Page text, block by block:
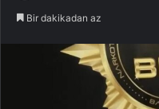
Bir dakikadan az